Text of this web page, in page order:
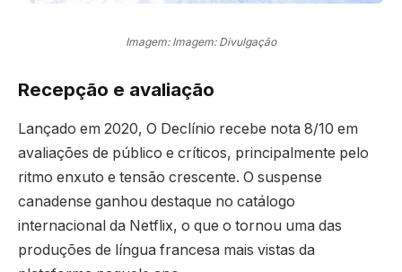
Imagem: Imagem: Divulgação
Recepção e avaliação
Lançado em 2020, O Declínio recebe nota 8/10 em
avaliações de público e críticos, principalmente pelo
ritmo enxuto e tensão crescente. O suspense
canadense ganhou destaque no catálogo
internacional da Netflix, o que o tornou uma das
produções de língua francesa mais vistas da